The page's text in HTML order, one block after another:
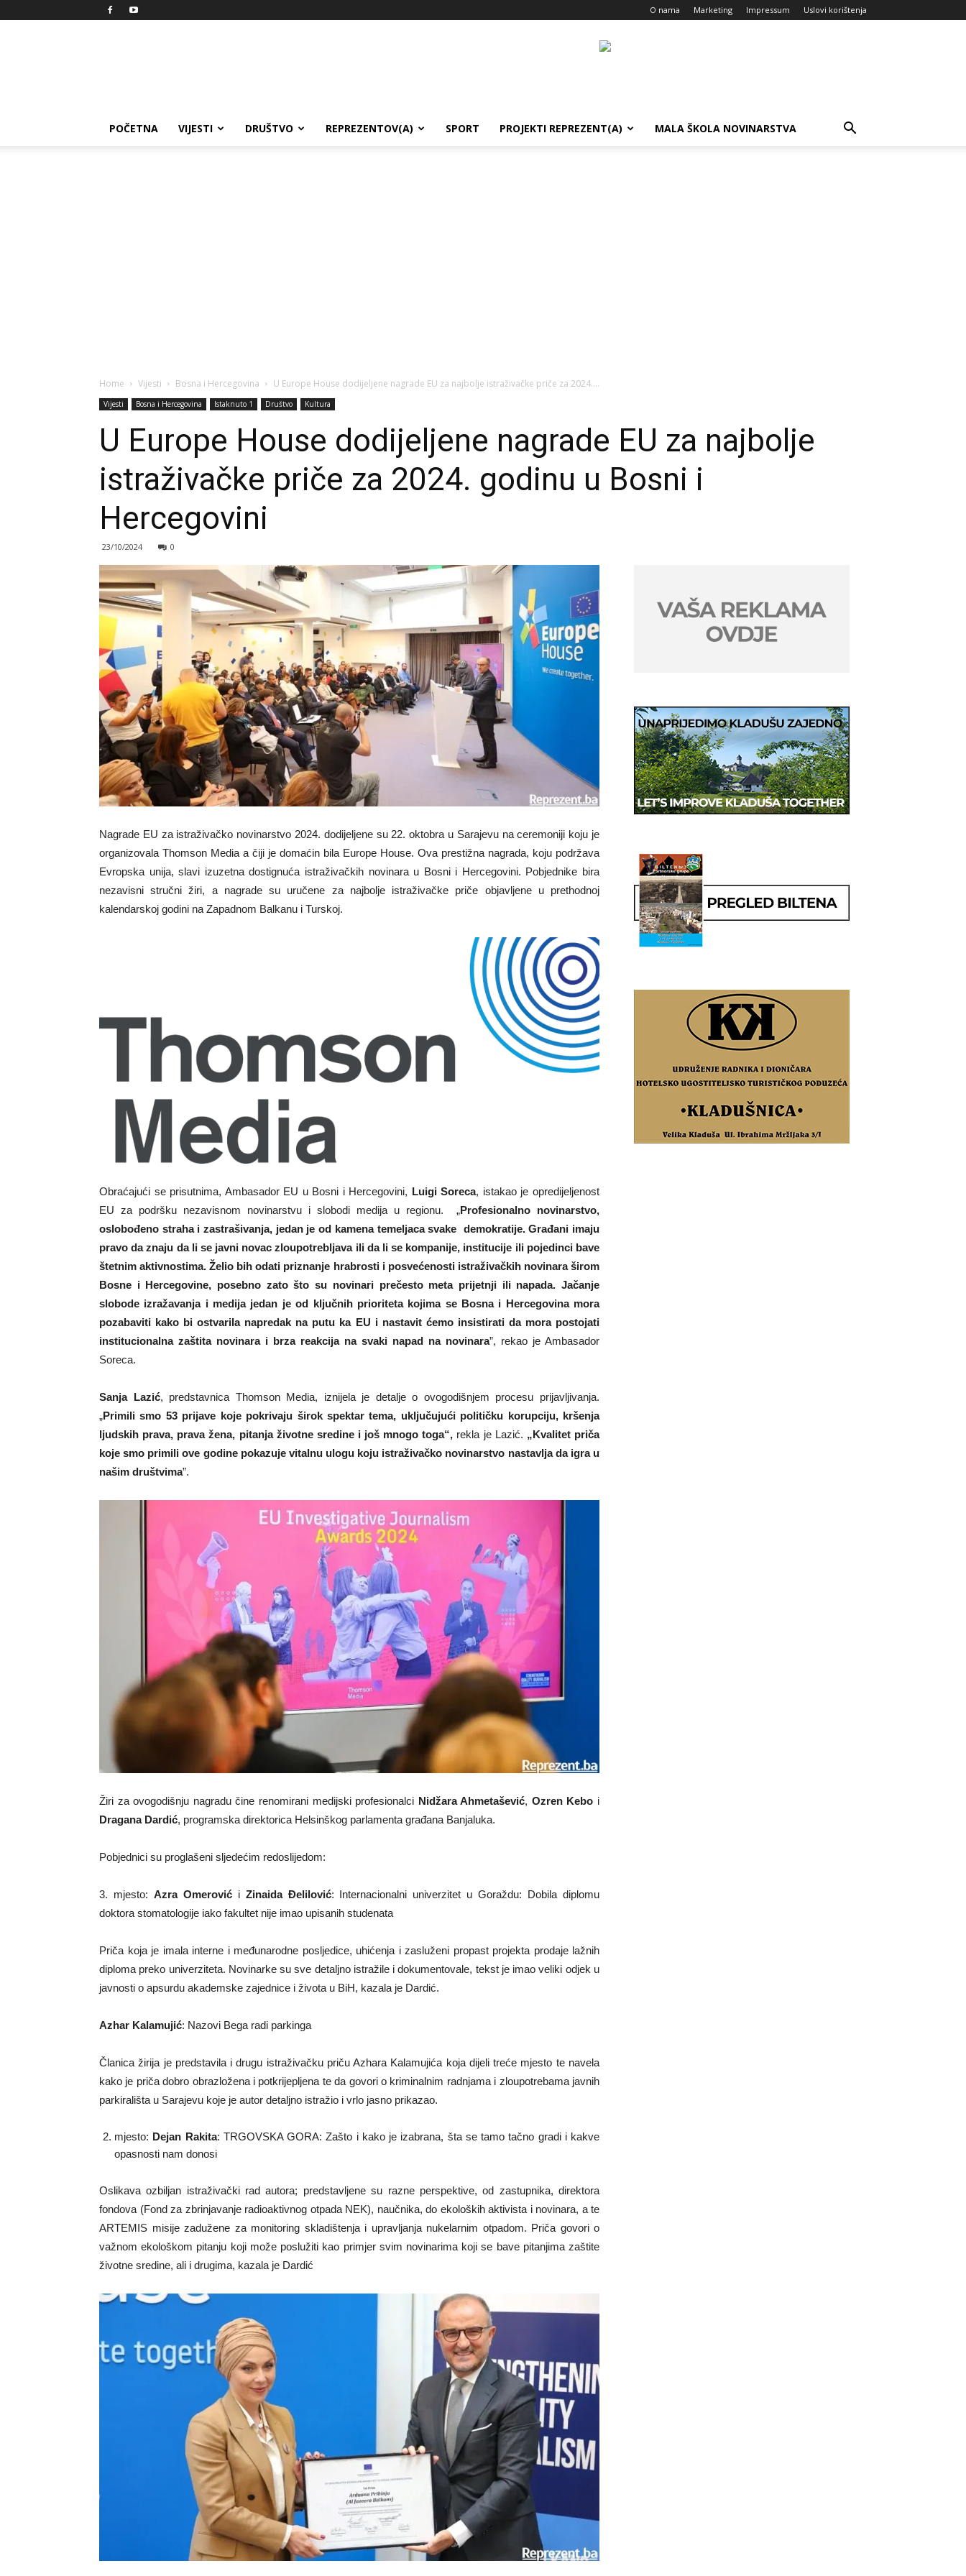
O nama Marketing Impressum Uslovi korištenja
POČETNA VIJESTI DRUŠTVO REPREZENTOV(A) SPORT PROJEKTI REPREZENT(A) MALA ŠKOLA NOVINARSTVA
Home Vijesti Bosna i Hercegovina U Europe House dodijeljene nagrade EU za najbolje istraživačke priče za 2024....
Vijesti Bosna i Hercegovina Istaknuto 1 Društvo Kultura
U Europe House dodijeljene nagrade EU za najbolje
istraživačke priče za 2024. godinu u Bosni i
Hercegovini
23/10/2024 0
Nagrade EU za istraživačko novinarstvo 2024. dodijeljene su 22. oktobra u Sarajevu na ceremoniji koju je
organizovala Thomson Media a čiji je domaćin bila Europe House. Ova prestižna nagrada, koju podržava
Evropska unija, slavi izuzetna dostignuća istraživačkih novinara u Bosni i Hercegovini. Pobjednike bira
nezavisni stručni žiri, a nagrade su uručene za najbolje istraživačke priče objavljene u prethodnoj
kalendarskoj godini na Zapadnom Balkanu i Turskoj.
Obraćajući se prisutnima, Ambasador EU u Bosni i Hercegovini, Luigi Soreca, istakao je opredijeljenost
EU za podršku nezavisnom novinarstvu i slobodi medija u regionu. „Profesionalno novinarstvo,
oslobođeno straha i zastrašivanja, jedan je od kamena temeljaca svake demokratije. Građani imaju
pravo da znaju da li se javni novac zloupotrebljava ili da li se kompanije, institucije ili pojedinci bave
štetnim aktivnostima. Želio bih odati priznanje hrabrosti i posvećenosti istraživačkih novinara širom
Bosne i Hercegovine, posebno zato što su novinari prečesto meta prijetnji ili napada. Jačanje
slobode izražavanja i medija jedan je od ključnih prioriteta kojima se Bosna i Hercegovina mora
pozabaviti kako bi ostvarila napredak na putu ka EU i nastavit ćemo insistirati da mora postojati
institucionalna zaštita novinara i brza reakcija na svaki napad na novinara”, rekao je Ambasador
Soreca.
Sanja Lazić, predstavnica Thomson Media, iznijela je detalje o ovogodišnjem procesu prijavljivanja.
„Primili smo 53 prijave koje pokrivaju širok spektar tema, uključujući političku korupciju, kršenja
ljudskih prava, prava žena, pitanja životne sredine i još mnogo toga“, rekla je Lazić. „Kvalitet priča
koje smo primili ove godine pokazuje vitalnu ulogu koju istraživačko novinarstvo nastavlja da igra u
našim društvima”.
Žiri za ovogodišnju nagradu čine renomirani medijski profesionalci Nidžara Ahmetašević, Ozren Kebo i
Dragana Dardić, programska direktorica Helsinškog parlamenta građana Banjaluka.
Pobjednici su proglašeni sljedećim redoslijedom:
3. mjesto: Azra Omerovići Zinaida Đelilović: Internacionalni univerzitet u Goraždu: Dobila diplomu
doktora stomatologije iako fakultet nije imao upisanih studenata
Priča koja je imala interne i međunarodne posljedice, uhićenja i zasluženi propast projekta prodaje lažnih
diploma preko univerziteta. Novinarke su sve detaljno istražile i dokumentovale, tekst je imao veliki odjek u
javnosti o apsurdu akademske zajednice i života u BiH, kazala je Dardić.
Azhar Kalamujić: Nazovi Bega radi parkinga
Članica žirija je predstavila i drugu istraživačku priču Azhara Kalamujića koja dijeli treće mjesto te navela
kako je priča dobro obrazložena i potkrijepljena te da govori o kriminalnim radnjama i zloupotrebama javnih
parkirališta u Sarajevu koje je autor detaljno istražio i vrlo jasno prikazao.
mjesto: Dejan Rakita: TRGOVSKA GORA: Zašto i kako je izabrana, šta se tamo tačno gradi i kakve
opasnosti nam donosi
Oslikava ozbiljan istraživački rad autora; predstavljene su razne perspektive, od zastupnika, direktora
fondova (Fond za zbrinjavanje radioaktivnog otpada NEK), naučnika, do ekoloških aktivista i novinara, a te
ARTEMIS misije zadužene za monitoring skladištenja i upravljanja nukelarnim otpadom. Priča govori o
važnom ekološkom pitanju koji može poslužiti kao primjer svim novinarima koji se bave pitanjima zaštite
životne sredine, ali i drugima, kazala je Dardić